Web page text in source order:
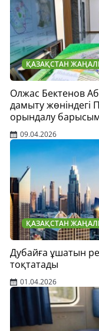
ҚАЗАҚСТАН
Олжас Бектенов
дамыту
орындалу
09.04.2026
ҚАЗАҚСТАН
Дубайға ұшатын
тоқтатады
01.04.2026